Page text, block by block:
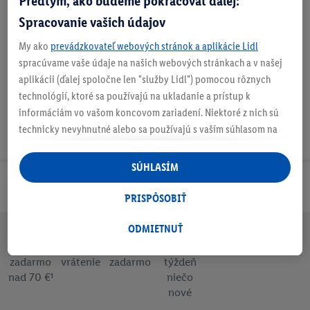
Nastaviť ako obľúbenú
Odoberaj Newsletter!
zadarmo
nad 70 €¹
vrátenie
zadarmo
týždeň
niečo
nové
Spracovanie vašich údajov
My ako prevádzkovateľ webových stránok a aplikácie Lidl
spracúvame vaše údaje na našich webových stránkach a v našej
aplikácii (ďalej spoločne len "služby Lidl") pomocou rôznych
technológií, ktoré sa používajú na ukladanie a prístup k
informáciám vo vašom koncovom zariadení. Niektoré z nich sú
technicky nevyhnutné alebo sa používajú s vaším súhlasom na
personalizovanú reklamu v rámci služieb Lidl aj mimo nich. Ak
ste účastníkom programu Lidl Plus, na tieto účely sa spracúvajú
aj údaje z vášho nákupného správania v obchode.
následne si vytvoríte účet Lidl Plus alebo sa prihlásite do svojho
tiež vytvoriť špeciálny online identifikátor z e-mailovej adresy,
ktorú tam uvediete, aby sme vás mohli rozpoznať v službách
prevádzkovaných tretími stranami a zobrazovať vám
ODMIETNUŤ
PRISPÔSOBIŤ
SÚHLASÍM